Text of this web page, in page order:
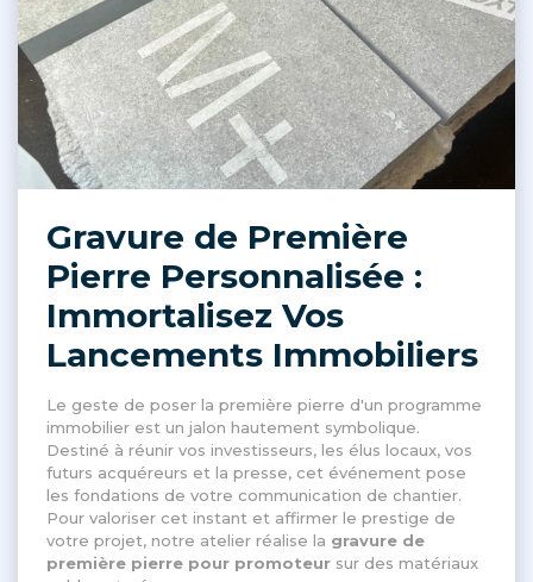
Gravure de Première
Pierre Personnalisée :
Immortalisez Vos
Lancements Immobiliers
Le geste de poser la première pierre d'un programme
immobilier est un jalon hautement symbolique.
Destiné à réunir vos investisseurs, les élus locaux, vos
futurs acquéreurs et la presse, cet événement pose
les fondations de votre communication de chantier.
Pour valoriser cet instant et affirmer le prestige de
votre projet, notre atelier réalise la gravure de
première pierre pour promoteur sur des matériaux